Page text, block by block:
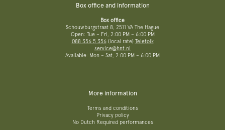
Box office and information
Box office
Schouwburgstraat 8, 2511 VA The Hague
Open: Tue – Fri, 2:00 PM – 6:00 PM
088 356 5 356(local rate) Teletolk
service@hnt.nl
Available: Mon – Sat, 2:00 PM – 6:00 PM
More information
Terms and conditions
Privacy policy
No Dutch Required performances